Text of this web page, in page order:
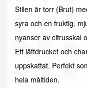
Stilen är torr (Brut)
syra och en fruktig,
nyanser av citrusskal
Ett lättdrucket och
uppskattat. Perfekt
hela måltiden.